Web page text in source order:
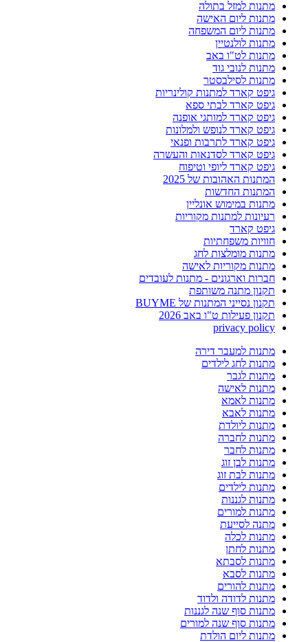
מתנות למזל בתולה
מתנות ליום האישה
מתנות ליום המשפחה
מתנות לולנטיין
מתנות לט"ו באב
מתנות לנובי גוד
מתנות לסילבסטר
גיפט קארד למתנות קולינריות
גיפט קארד לבתי ספא
גיפט קארד למותגי אופנה
גיפט קארד לנופש ולמלונות
גיפט קארד לתרבות ופנאי
גיפט קארד לסדנאות והעשרה
גיפט קארד ליופי וטיפוח
המתנות האהובות של 2025
המתנות החדשות
מתנות במימוש אונליין
רעיונות למתנות מקוריות
גיפט קארד
חוויות משפחתיות
מתנות מומלצות לחג
מתנות מקוריות לאישה
חברות וארגונים - מתנות לעובדים
תקנון מתנה משותפת
תקנון נסייני המתנות של BUYME
תקנון פעילות ט"ו באב 2026
privacy policy
מתנות למעבר דירה
מתנות לחג לילדים
מתנות לגבר
מתנות לאישה
מתנות לאמא
מתנות לאבא
מתנות ליולדת
מתנות לחברה
מתנות לחבר
מתנות לבן זוג
מתנות לבת זוג
מתנות לילדים
מתנות לגננות
מתנות למורים
מתנה לסייעת
מתנות לכלה
מתנות לחתן
מתנות לסבתא
מתנות לסבא
מתנות להורים
מתנות לדודה ולדוד
מתנות סוף שנה לגננות
מתנות סוף שנה למורים
מתנות ליום הולדת